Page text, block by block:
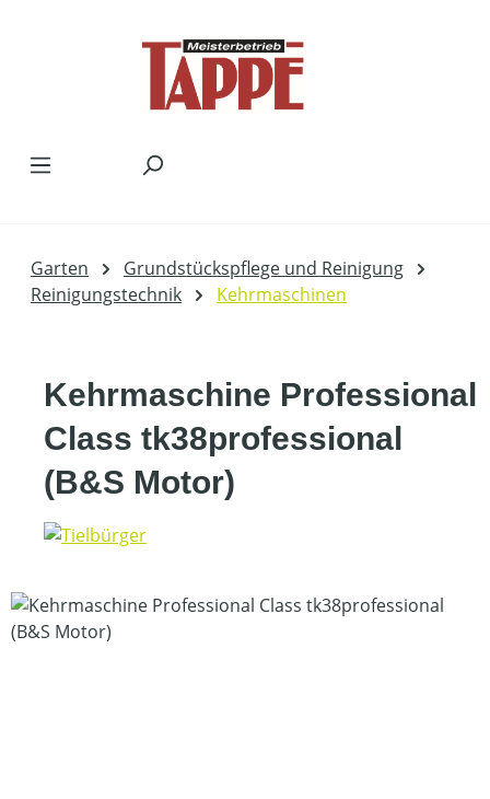
Garten
Grundstückspflege und Reinigung
Reinigungstechnik
Kehrmaschinen
Kehrmaschine Professional
Class tk38professional
(B&S Motor)
Bildergalerie überspringen